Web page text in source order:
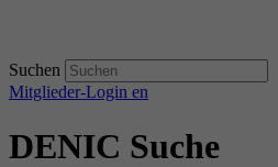
Suchen
Mitglieder-Login en
DENIC Suche